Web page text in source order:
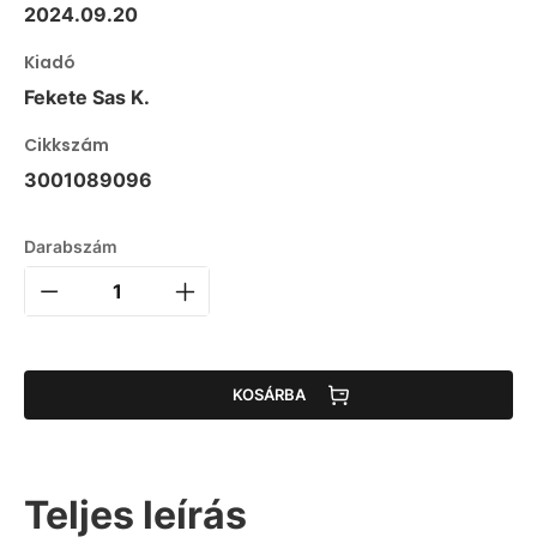
2024.09.20
Kiadó
Fekete Sas K.
Cikkszám
3001089096
Darabszám
KOSÁRBA
Teljes leírás